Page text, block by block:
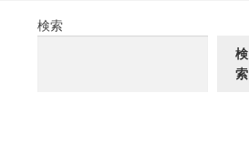
検索
検
索